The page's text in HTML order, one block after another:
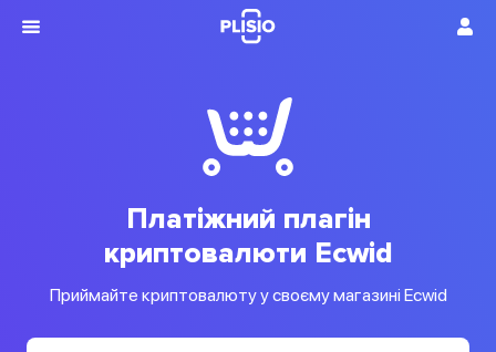
Платіжний плагін
криптовалюти Ecwid
Приймайте криптовалюту у своєму магазині Ecwid